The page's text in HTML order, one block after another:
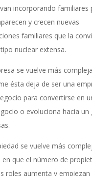
incorporando familiares
y crecen nuevas
familiares que la
nuclear extensa.
se vuelve más compleja
ésta deja de ser una
para convertirse en
o evoluciona hacia un
se vuelve más
en que el número de
roles aumenta y empiezan